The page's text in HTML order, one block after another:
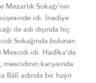
Sokağı’nın
idi. İnadiye
ile adı dışında hiç
Sokağında bulunan
Mescidi idi. Hadîka’da
karşısında
Bâlî adında bir hayır